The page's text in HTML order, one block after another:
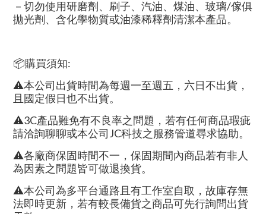
－切勿使用研磨劑、刷子、汽油、煤油、玻璃/傢俱
拋光劑、含化學物質或油漆稀釋劑清潔本產品。
📦購買須知:
⚠本公司出貨時間為每週一至週五，六日不出貨，
且國定假日也不出貨。
⚠3C產品難免有不良率之問題，若有任何商品瑕疵
請洽詢聊聊或本公司JC科技之服務管道尋求協助。
⚠各廠商保固時間不一，保固期間內商品若有非人
為因素之問題皆可做退換貨。
⚠本公司為多平台通路且有工作室自取，故庫存無
法即時更新，若有較長備貨之商品可先行詢問出貨